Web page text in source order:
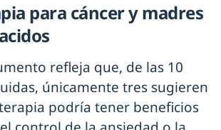
para cáncer y madres
refleja que, de las 10
únicamente tres sugieren
podría tener beneficios